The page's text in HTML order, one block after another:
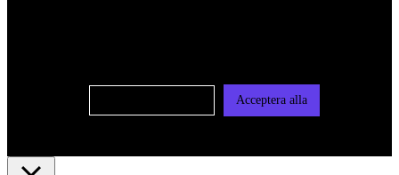
Acceptera alla